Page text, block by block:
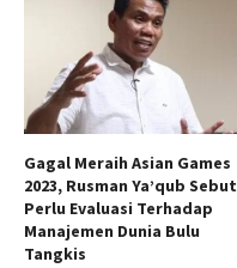
Gagal Meraih Asian Games
2023, Rusman Ya’qub Sebut
Perlu Evaluasi Terhadap
Manajemen Dunia Bulu
Tangkis